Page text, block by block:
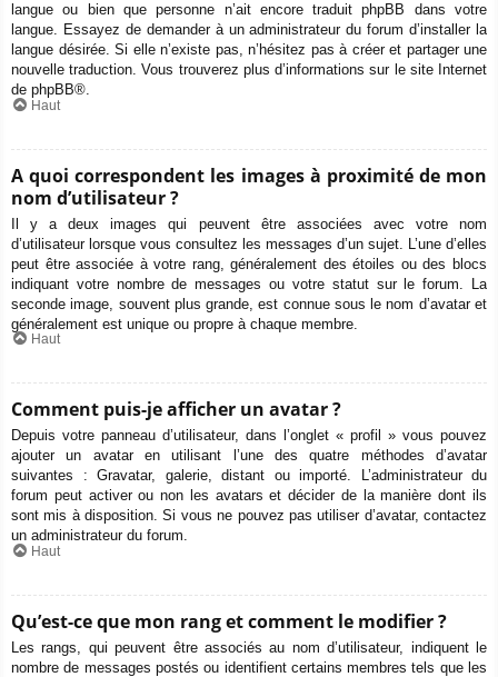
langue ou bien que personne n’ait encore traduit phpBB dans votre
langue. Essayez de demander à un administrateur du forum d’installer la
langue désirée. Si elle n’existe pas, n’hésitez pas à créer et partager une
nouvelle traduction. Vous trouverez plus d’informations sur le site Internet
de phpBB®.
Haut
A quoi correspondent les images à proximité de mon
nom d’utilisateur ?
Il y a deux images qui peuvent être associées avec votre nom
d’utilisateur lorsque vous consultez les messages d’un sujet. L’une d’elles
peut être associée à votre rang, généralement des étoiles ou des blocs
indiquant votre nombre de messages ou votre statut sur le forum. La
seconde image, souvent plus grande, est connue sous le nom d’avatar et
généralement est unique ou propre à chaque membre.
Haut
Comment puis-je afficher un avatar ?
Depuis votre panneau d’utilisateur, dans l’onglet « profil » vous pouvez
ajouter un avatar en utilisant l’une des quatre méthodes d’avatar
suivantes : Gravatar, galerie, distant ou importé. L’administrateur du
forum peut activer ou non les avatars et décider de la manière dont ils
sont mis à disposition. Si vous ne pouvez pas utiliser d’avatar, contactez
un administrateur du forum.
Haut
Qu’est-ce que mon rang et comment le modifier ?
Les rangs, qui peuvent être associés au nom d’utilisateur, indiquent le
nombre de messages postés ou identifient certains membres tels que les